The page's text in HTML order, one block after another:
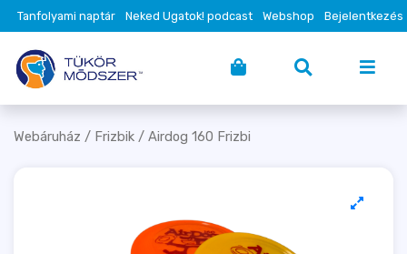
Tanfolyami naptár Neked Ugatok! podcast Webshop Bejelentkezés
Webáruház / Frizbik / Airdog 160 Frizbi